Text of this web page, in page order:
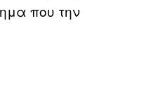
που την